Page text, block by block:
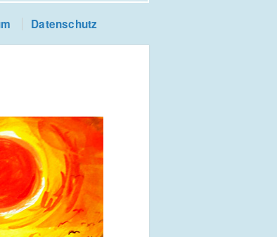
Datenschutz